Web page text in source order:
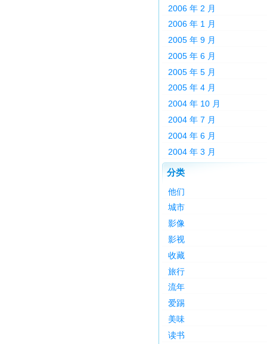
2006 年 2 月
2006 年 1 月
2005 年 9 月
2005 年 6 月
2005 年 5 月
2005 年 4 月
2004 年 10 月
2004 年 7 月
2004 年 6 月
2004 年 3 月
分类
他们
城市
影像
影视
收藏
旅行
流年
爱踢
美味
读书